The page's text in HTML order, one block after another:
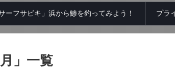
サーフサビキ」浜から鯵を釣ってみよう！ プラ
」 一覧